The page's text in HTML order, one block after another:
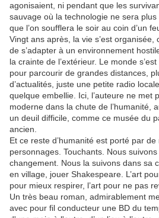
agonisaient, ni pendant que les
sauvage où la technologie ne sera plus
que l’on soufflera le soir au coin d’un
Vingt ans après, la vie s’est
de s’adapter à un environnement
la crainte de l’extérieur. Le monde
pour parcourir de grandes distances,
d’actualités, juste une petite radio
quelque embellie. Ici, l’auteure ne met
moderne dans la chute de l’humanité,
un deuil difficile, comme ce musée du
ancien.
Et ce reste d’humanité est porté par
personnages. Touchants. Nous
changement. Nous la suivons dans sa
en village, jouer Shakespeare. L’art
pour mieux respirer, l’art pour ne pas
Un très beau roman, admirablement
avec pour fil conducteur une BD du